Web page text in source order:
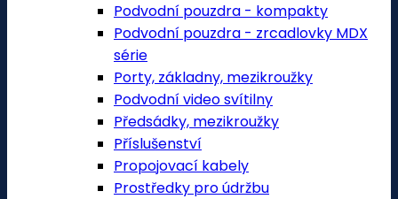
Podvodní pouzdra - kompakty
Podvodní pouzdra - zrcadlovky MDX
série
Porty, základny, mezikroužky
Podvodní video svítilny
Předsádky, mezikroužky
Příslušenství
Propojovací kabely
Prostředky pro údržbu